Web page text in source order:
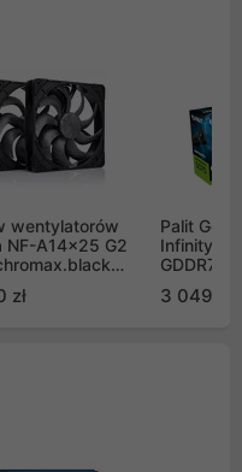
wentylatorów
NF-A14x25 G2
(2szt)
zł
Palit
Infinity 3
GDDR7
GB2050S)
3 049,00